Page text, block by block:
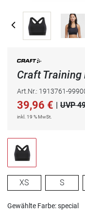
Craft Training
Art.Nr.: 1913761-
39,96 € | UVP
inkl. 19 % MwSt.
XS S
Gewählte Farbe: special